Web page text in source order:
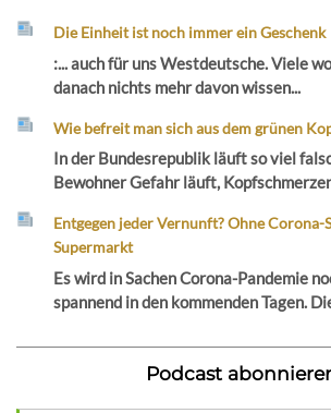
Die Einheit ist noch immer ein Geschenk
:... auch für uns Westdeutsche. Viele
danach nichts mehr davon wissen...
Wie befreit man sich aus dem grünen
In der Bundesrepublik läuft so viel
Bewohner Gefahr läuft,
Entgegen jeder Vernunft? Ohne Corona-
Supermarkt
Es wird in Sachen Corona-Pandemie
spannend in den kommenden Tagen.
Podcast